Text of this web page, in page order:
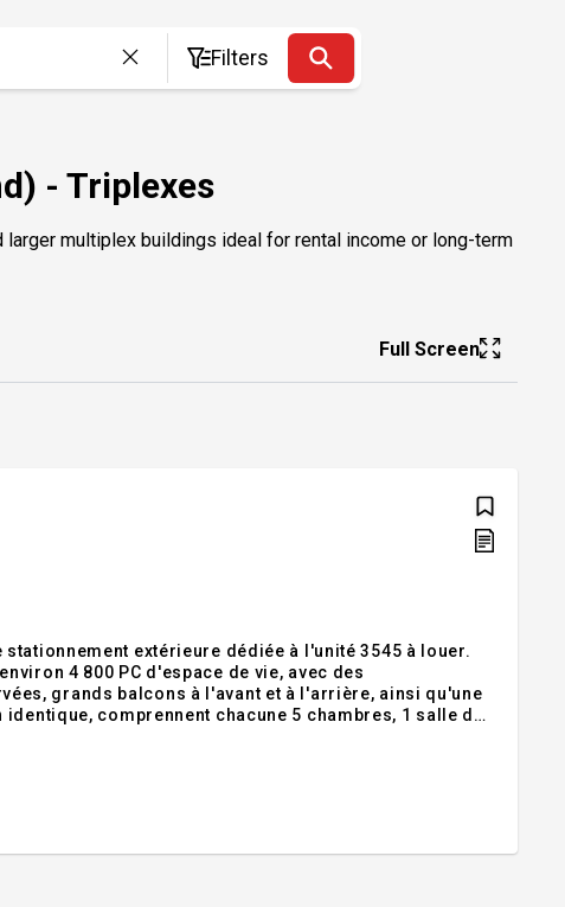
Filters
- Triplexes
larger multiplex buildings ideal for rental income or long-term
Full Screen
extérieure dédiée à l'unité 3545 à louer.
4 800 PC d'espace de vie, avec des
grands balcons à l'avant et à l'arrière, ainsi qu'une
comprennent chacune 5 chambres, 1 salle de